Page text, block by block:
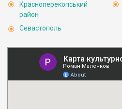
Красноперекопський
район
Севастополь